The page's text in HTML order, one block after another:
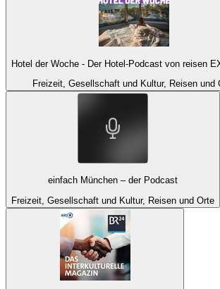
Hotel der Woche - Der Hotel-Podcast von reisen
Freizeit, Gesellschaft und Kultur, Reisen und
einfach München – der Podcast
Freizeit, Gesellschaft und Kultur, Reisen und Orte